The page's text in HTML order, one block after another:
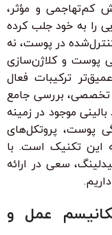
کم‌تهاجمی و مؤثر،
را به خود جلب کرده
در پوست، نه
پوست و کلاژن‌سازی
ترکیبات فعال
تخصصی، بررسی جامع
موجود در زمینه
پوست، پروتکل‌های
این تکنیک است. با
سعی در ارائه
عمل و